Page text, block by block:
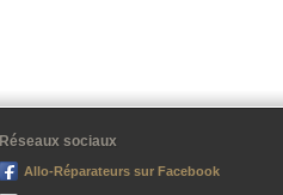
Réseaux sociaux
Allo-Réparateurs sur Facebook